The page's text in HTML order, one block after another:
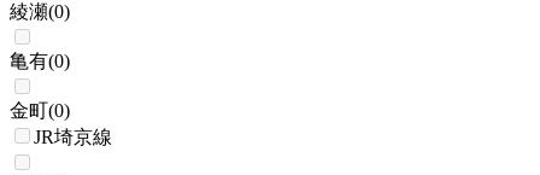
綾瀬(0)
亀有(0)
金町(0)
JR埼京線